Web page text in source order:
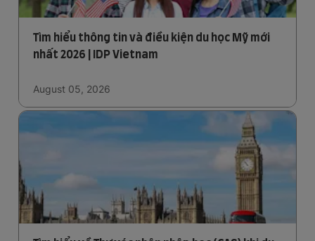
Tìm hiểu thông tin và điều kiện du học Mỹ mới
nhất 2026 | IDP Vietnam
August 05, 2026